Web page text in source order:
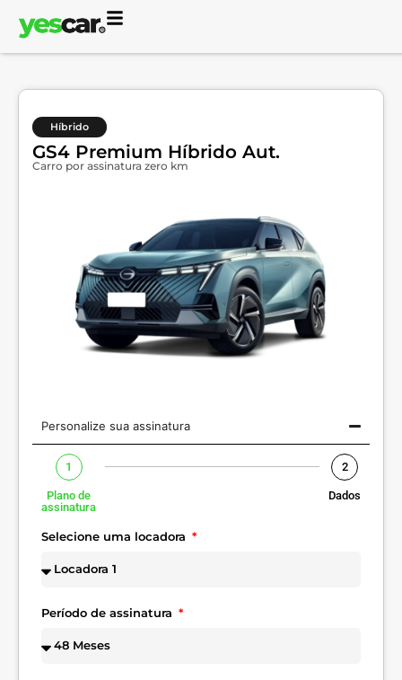
Híbrido
GS4 Premium Híbrido Aut.
Carro por assinatura zero km
Personalize sua assinatura
1
Plano de
assinatura
2
Dados
Selecione uma locadora
Período de assinatura